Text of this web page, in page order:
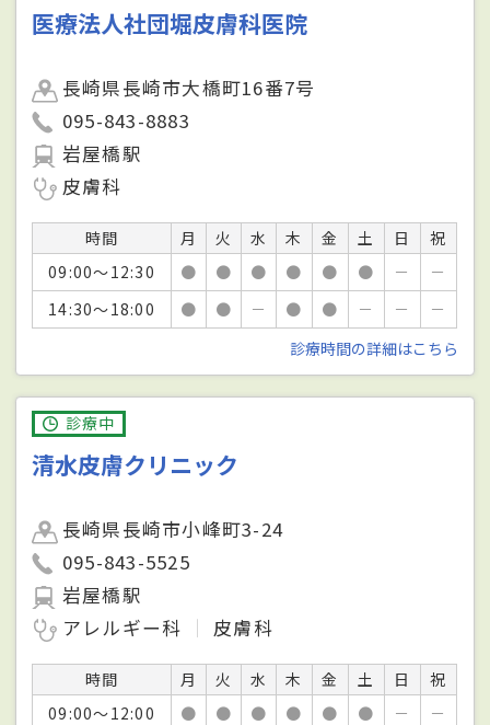
医療法人社団堀皮膚科医院
長崎県長崎市大橋町16番7号
095-843-8883
岩屋橋駅
皮膚科
時間 月 火 水 木 金 土 日
祝
09:00～12:30
● ● ● ● ● ● －
－
14:30～18:00
● ● － ● ● － －
－
診療時間の詳細はこちら
診療中
清水皮膚クリニック
長崎県長崎市小峰町3-24
095-843-5525
岩屋橋駅
アレルギー科
皮膚科
時間 月 火 水 木 金 土 日
祝
09:00～12:00
● ● ● ● ● ● －
－